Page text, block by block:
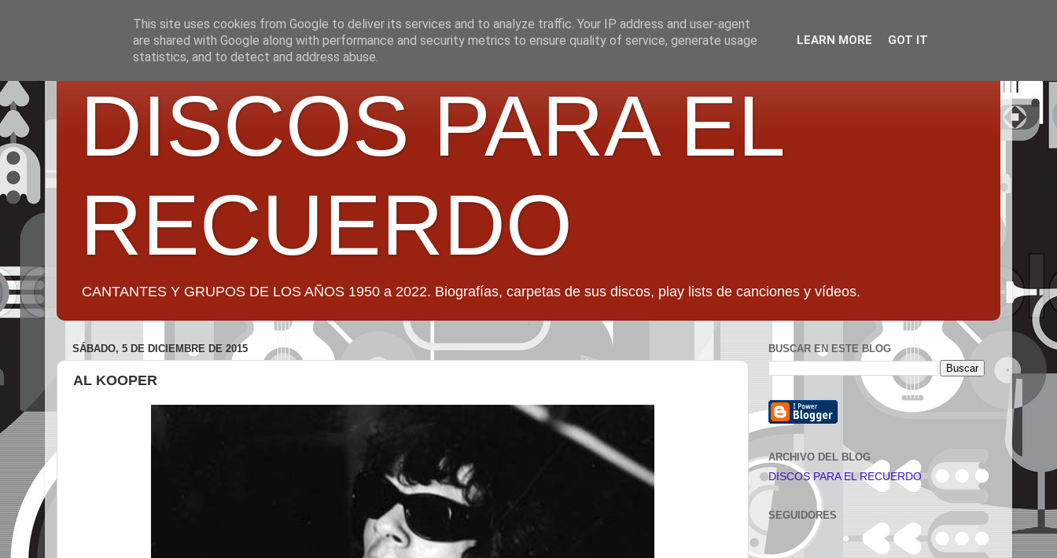
DISCOS PARA EL
RECUERDO
CANTANTES Y GRUPOS DE LOS AÑOS 1950 a 2022. Biografías, carpetas de sus discos, play lists de canciones y vídeos.
SÁBADO, 5 DE DICIEMBRE DE 2015
AL KOOPER
BUSCAR EN ESTE BLOG
ARCHIVO DEL BLOG
DISCOS PARA EL RECUERDO
SEGUIDORES
This site uses cookies from Google to deliver its services and to analyze traffic. Your IP address and user-agent
are shared with Google along with performance and security metrics to ensure quality of service, generate usage
statistics, and to detect and address abuse.
LEARN MORE GOT IT